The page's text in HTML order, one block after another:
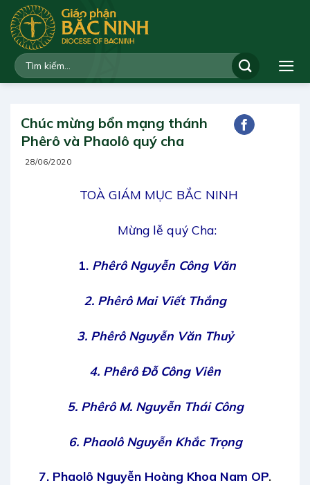
qua
dung
Chúc mừng bổn mạng thánh
Phêrô và Phaolô quý cha
28/06/2020
TOÀ GIÁM MỤC BẮC NINH
Mừng lễ quý Cha:
1. Phêrô Nguyễn Công Văn
2. Phêrô Mai Viết Thắng
3. Phêrô Nguyễn Văn Thuỷ
4. Phêrô Đỗ Công Viên
5. Phêrô M. Nguyễn Thái Công
6. Phaolô Nguyễn Khắc Trọng
7. Phaolô Nguyễn Hoàng Khoa Nam OP.